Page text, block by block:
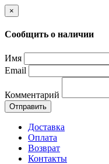
×
Сообщить о наличии
Имя
Email
Комментарий
Отправить
Доставка
Оплата
Возврат
Контакты